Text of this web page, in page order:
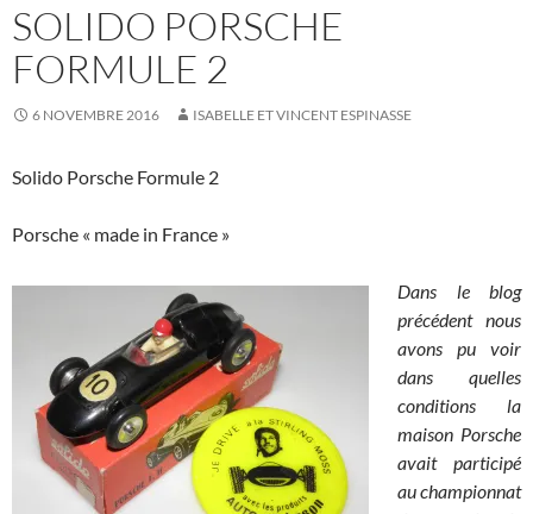
SOLIDO PORSCHE
FORMULE 2
6 NOVEMBRE 2016 ISABELLE ET VINCENT ESPINASSE
Solido Porsche Formule 2
Porsche « made in France »
Dans le blog
précédent nous
avons pu voir
dans quelles
conditions la
maison Porsche
avait participé
au championnat